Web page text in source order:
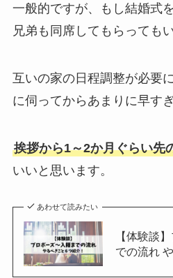
一般的ですが、もし結婚式
兄弟も同席してもらっても
互いの家の日程調整が必要
に伺ってからあまりに早す
挨拶から1～2か月ぐらい先
いいと思います。
あわせて読みたい
【体験談
での流れ